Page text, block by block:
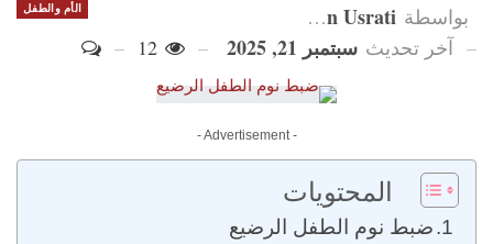
الأم والطفل بواسطة Hanan Usrati
آخر تحديث سبتمبر 21, 2025
- Advertisement -
المحتويات
ضبط نوم الطفل الرضيع